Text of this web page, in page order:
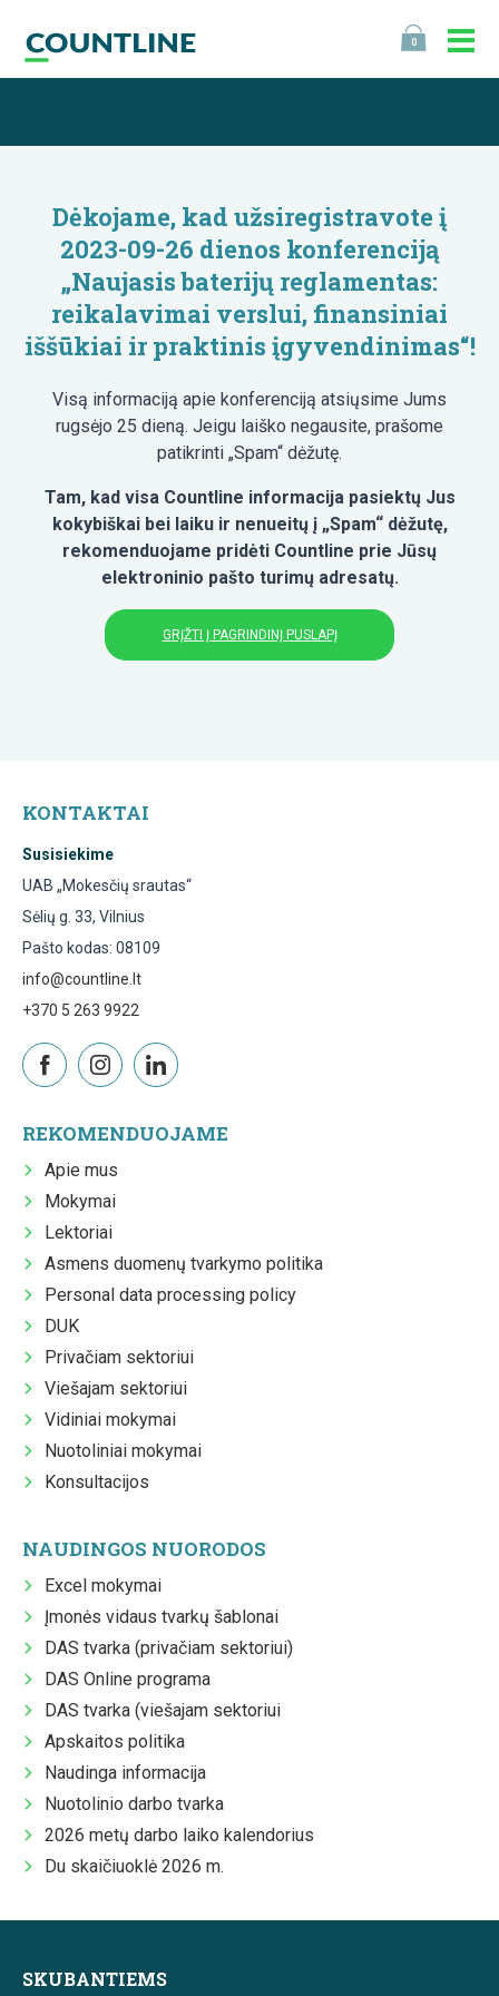
0
Dėkojame, kad užsiregistravote į
2023-09-26 dienos konferenciją
„Naujasis baterijų reglamentas:
reikalavimai verslui, finansiniai
iššūkiai ir praktinis įgyvendinimas“!
Visą informaciją apie konferenciją atsiųsime Jums
rugsėjo 25 dieną. Jeigu laiško negausite, prašome
patikrinti „Spam“ dėžutę.
Tam, kad visa Countline informacija pasiektų Jus
kokybiškai bei laiku ir nenueitų į „Spam“ dėžutę,
rekomenduojame pridėti Countline prie Jūsų
elektroninio pašto turimų adresatų.
GRĮŽTI Į PAGRINDINĮ PUSLAPĮ
KONTAKTAI
Susisiekime
UAB „Mokesčių srautas“
Sėlių g. 33, Vilnius
Pašto kodas: 08109
info@countline.lt
+370 5 263 9922
REKOMENDUOJAME
Apie mus
Mokymai
Lektoriai
Asmens duomenų tvarkymo politika
Personal data processing policy
DUK
Privačiam sektoriui
Viešajam sektoriui
Vidiniai mokymai
Nuotoliniai mokymai
Konsultacijos
NAUDINGOS NUORODOS
Excel mokymai
Įmonės vidaus tvarkų šablonai
DAS tvarka (privačiam sektoriui)
DAS Online programa
DAS tvarka (viešajam sektoriui
Apskaitos politika
Naudinga informacija
Nuotolinio darbo tvarka
2026 metų darbo laiko kalendorius
Du skaičiuoklė 2026 m.
SKUBANTIEMS